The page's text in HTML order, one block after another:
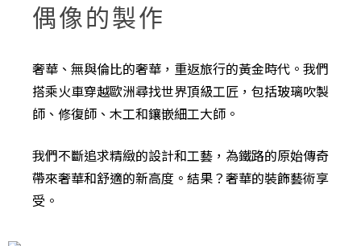
偶像的製作
奢華、無與倫比的奢華，重返旅行的黃金時代。我們
搭乘火車穿越歐洲尋找世界頂級工匠，包括玻璃吹製
師、修復師、木工和鑲嵌細工大師。
我們不斷追求精緻的設計和工藝，為鐵路的原始傳奇
帶來奢華和舒適的新高度。結果？奢華的裝飾藝術享
受。